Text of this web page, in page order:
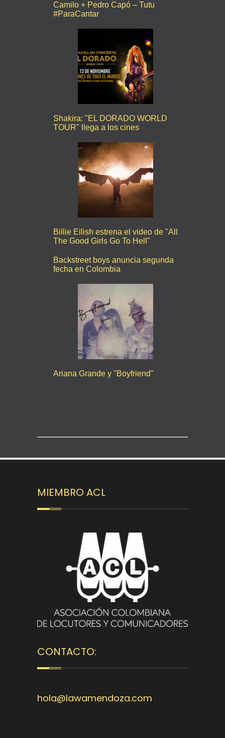
Camilo + Pedro Capó – Tutu
#ParaCantar
Shakira: "EL DORADO WORLD
TOUR" llega a los cines
Billie Eilish estrena el video de "All
The Good Girls Go To Hell"
Backstreet boys anuncia segunda
fecha en Colombia
Ariana Grande y "Boyfriend"
MIEMBRO ACL
CONTACTO:
hola@lawamendoza.com